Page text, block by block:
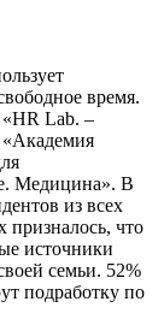
время.
Lab. –
Медицина». В
из всех
что
источники
семьи. 52%
подработку по